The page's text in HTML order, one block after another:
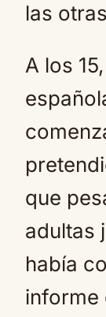
las
A los
que
adultas
había
informe